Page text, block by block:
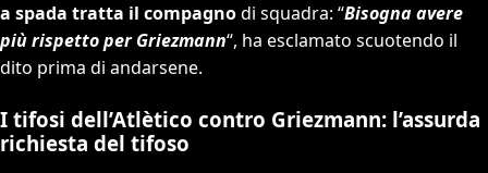
a spada tratta il compagnodi squadra: “Bisogna avere
più rispetto per Griezmann“, ha esclamato scuotendo il
dito prima di andarsene.
I tifosi dell’Atlètico contro Griezmann: l’assurda
richiesta del tifoso